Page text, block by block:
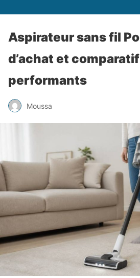
Aspirateur sans fil
d’achat et
performants
Moussa